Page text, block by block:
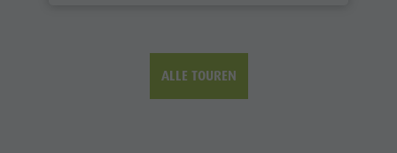
ALLE TOUREN